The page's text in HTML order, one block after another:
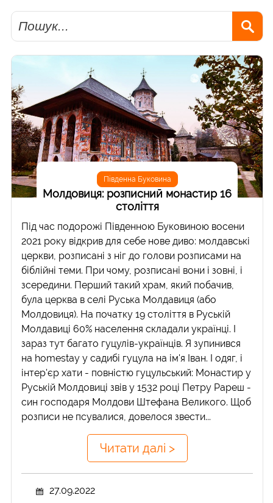
Пошук
Південна Буковина
Молдовиця: розписний монастир 16
століття
Під час подорожі Південною Буковиною восени
2021 року відкрив для себе нове диво: молдавські
церкви, розписані з ніг до голови розписами на
біблійні теми. При чому, розписані вони і зовні, і
зсередини. Перший такий храм, який побачив,
була церква в селі Руська Молдавиця (або
Молдовиця). На початку 19 століття в Руській
Молдавиці 60% населення складали українці. І
зараз тут багато гуцулів-українців. Я зупинився
на homestay у садибі гуцула на ім'я Іван. І одяг, і
інтер'єр хати - повністю гуцульський: Монастир у
Руській Молдовиці звів у 1532 році Петру Рареш -
син господаря Молдови Штефана Великого. Щоб
розписи не псувалися, довелося звести...
Читати далі >
27.09.2022